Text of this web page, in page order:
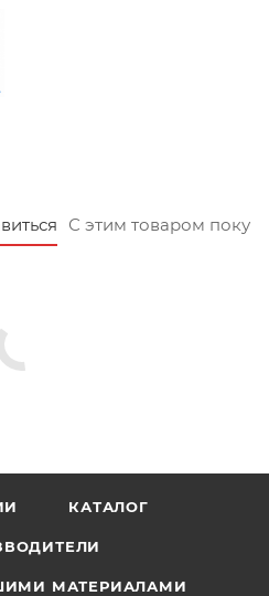
С этим товаром
КАТАЛОГ
МАТЕРИАЛАМИ